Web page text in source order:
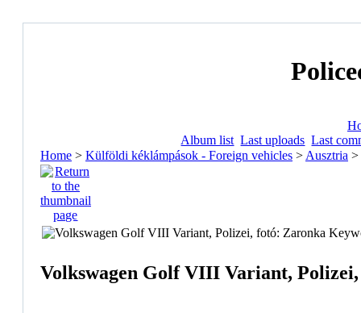
Album list Last uploads Last
Home > Külföldi kéklámpások - Foreign vehicles > Ausztria >
Volkswagen Golf VIII Variant,